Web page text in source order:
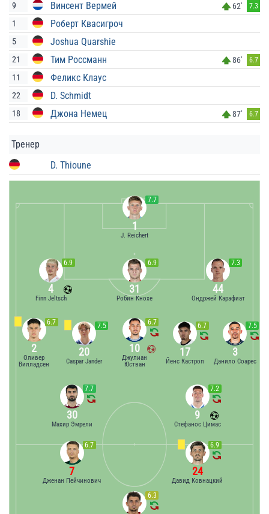
9 Винсент Вермей 62' 7.3
1 Роберт Квасигроч
5 Joshua Quarshie
21 Тим Россманн 86' 6.7
11 Феликс Клаус
22 D. Schmidt
18 Джона Немец 87' 6.7
Тренер
D. Thioune
7.7
1
J. Reichert
7.3
44
Ондржей Карафиат
6.9
31
Робин Кнохе
6.9
4
Finn Jeltsch
7.5
3
Данило Соарес
6.7
17
Йенс Кастроп
6.7
10
Джулиан
Юстван
7.5
20
Caspar Jander
6.7
2
Оливер
Вилладсен
7.2
9
Стефанос Цимас
7.7
30
Махир Эмрели
6.3
6.7
7
Дженан Пейчинович
6.9
24
Давид Ковнацкий